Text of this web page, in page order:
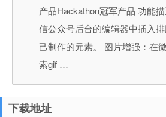
产品Hackathon冠军产品 功能
信公众号后台的编辑器中插入
己制作的元素。 图片增强：在
索gif …
下载地址